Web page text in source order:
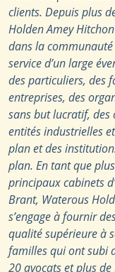
clients. Depuis plus
Holden Amey
dans la
service d’un large
des particuliers, des
entreprises, des
sans but lucratif, des
entités industrielles
plan et des
plan. En tant que
principaux cabinets
Brant, Waterous
s’engage à fournir
qualité supérieure à
familles qui ont subi
20 avocats et plus